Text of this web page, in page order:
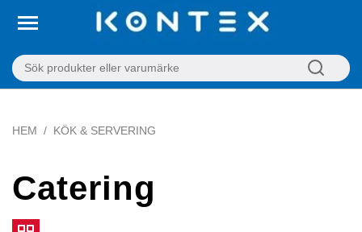
HEM KÖK & SERVERING
Catering